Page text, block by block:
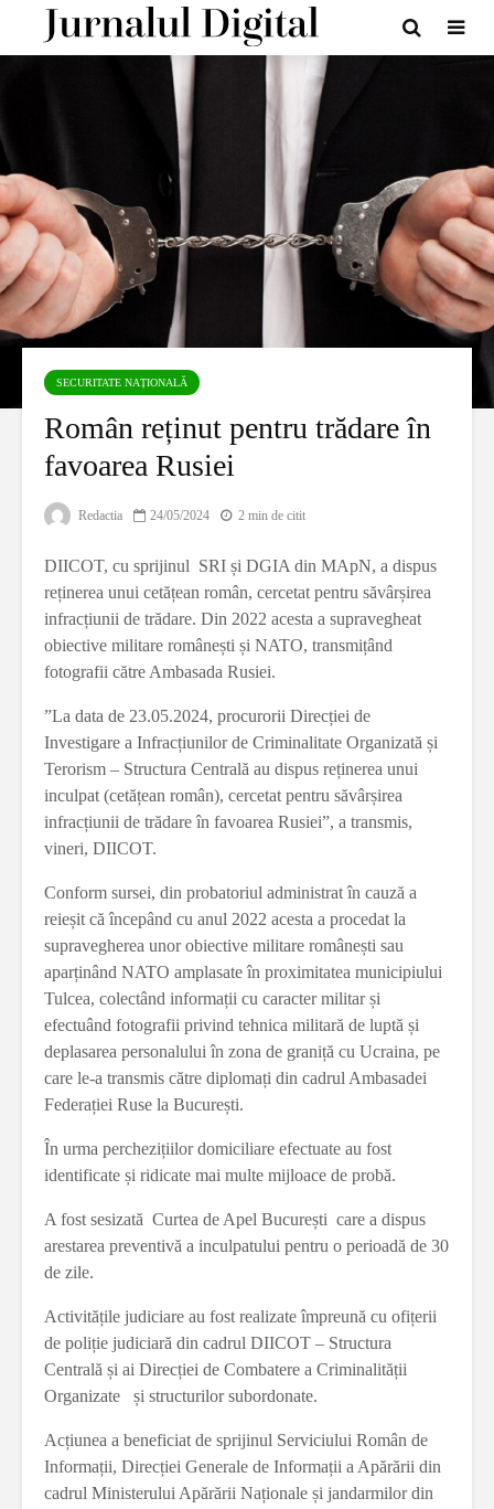
SECURITATE NAȚIONALĂ
Român reținut pentru trădare în
favoarea Rusiei
Redactia 24/05/2024 2 min de citit
DIICOT, cu sprijinul SRI și DGIA din MApN, a dispus
reținerea unui cetățean român, cercetat pentru săvârșirea
infracțiunii de trădare. Din 2022 acesta a supravegheat
obiective militare românești și NATO, transmițând
fotografii către Ambasada Rusiei.
”La data de 23.05.2024, procurorii Direcției de
Investigare a Infracțiunilor de Criminalitate Organizată și
Terorism – Structura Centrală au dispus reținerea unui
inculpat (cetățean român), cercetat pentru săvârșirea
infracțiunii de trădare în favoarea Rusiei”, a transmis,
vineri, DIICOT.
Conform sursei, din probatoriul administrat în cauză a
reieșit că începând cu anul 2022 acesta a procedat la
supravegherea unor obiective militare românești sau
aparținând NATO amplasate în proximitatea municipiului
Tulcea, colectând informații cu caracter militar și
efectuând fotografii privind tehnica militară de luptă și
deplasarea personalului în zona de graniță cu Ucraina, pe
care le-a transmis către diplomați din cadrul Ambasadei
Federației Ruse la București.
În urma perchezițiilor domiciliare efectuate au fost
identificate și ridicate mai multe mijloace de probă.
A fost sesizată Curtea de Apel București care a dispus
arestarea preventivă a inculpatului pentru o perioadă de 30
de zile.
Activitățile judiciare au fost realizate împreună cu ofițerii
de poliție judiciară din cadrul DIICOT – Structura
Centrală și ai Direcției de Combatere a Criminalității
Organizate și structurilor subordonate.
Acțiunea a beneficiat de sprijinul Serviciului Român de
Informații, Direcției Generale de Informații a Apărării din
cadrul Ministerului Apărării Naționale și jandarmilor din